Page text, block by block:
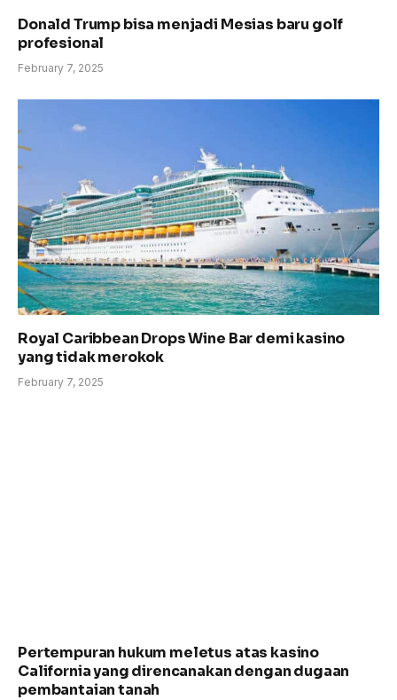
Donald Trump bisa menjadi Mesias baru golf
profesional
February 7, 2025
Royal Caribbean Drops Wine Bar demi kasino
yang tidak merokok
February 7, 2025
Pertempuran hukum meletus atas kasino
California yang direncanakan dengan dugaan
pembantaian tanah